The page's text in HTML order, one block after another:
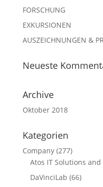
FORSCHUNG
EXKURSIONEN
AUSZEICHNUNGEN &
Neueste
Archive
Oktober 2018
Kategorien
Company(277)
Atos IT Solutions and
DaVinciLab (66)